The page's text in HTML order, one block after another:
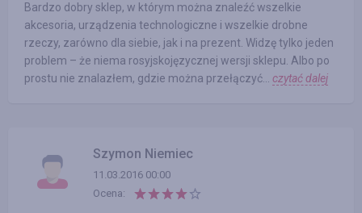
Bardzo dobry sklep, w którym można znaleźć wszelkie
akcesoria, urządzenia technologiczne i wszelkie drobne
rzeczy, zarówno dla siebie, jak i na prezent. Widzę tylko jeden
problem – że niema rosyjskojęzycznej wersji sklepu. Albo po
prostu nie znalazłem, gdzie można przełączyć... czytać dalej
Szymon Niemiec
11.03.2016 00:00
Ocena: